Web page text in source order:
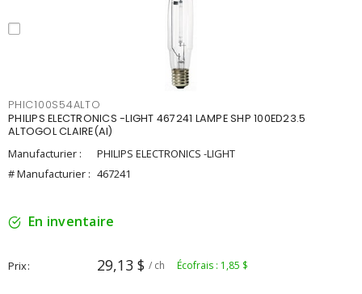
PHIC100S54ALTO
PHILIPS ELECTRONICS -LIGHT 467241 LAMPE SHP 100ED23.5
ALTOGOL CLAIRE(AI)
Manufacturier :
PHILIPS ELECTRONICS -LIGHT
# Manufacturier : 467241
En inventaire
Prix 29,13 $ / ch Écofrais : 1,85 $